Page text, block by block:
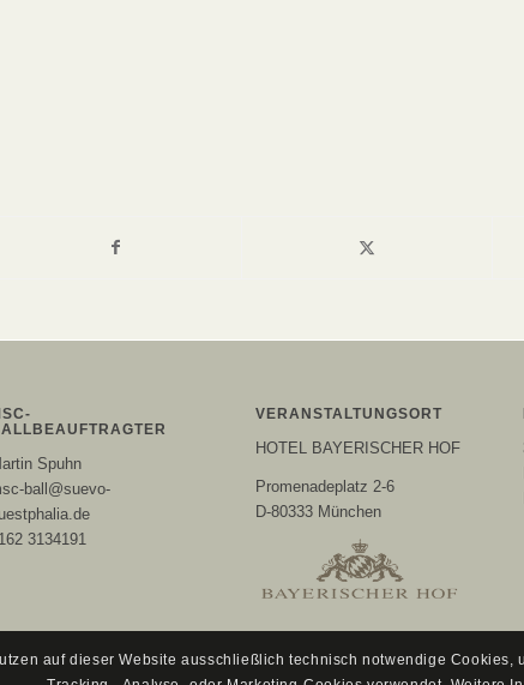
Spuhn
ball@suevo-
3134191
VERANSTALTUNGSORT
HOTEL BAYERISCHER HOF
Promenadeplatz 2-6
D-80333 München
auf dieser Website ausschließlich technisch notwendige